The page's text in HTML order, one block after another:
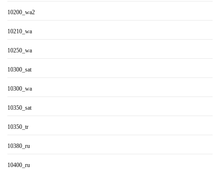
10200_wa2
10210_wa
10250_wa
10300_sat
10300_wa
10350_sat
10350_tr
10380_ru
10400_ru